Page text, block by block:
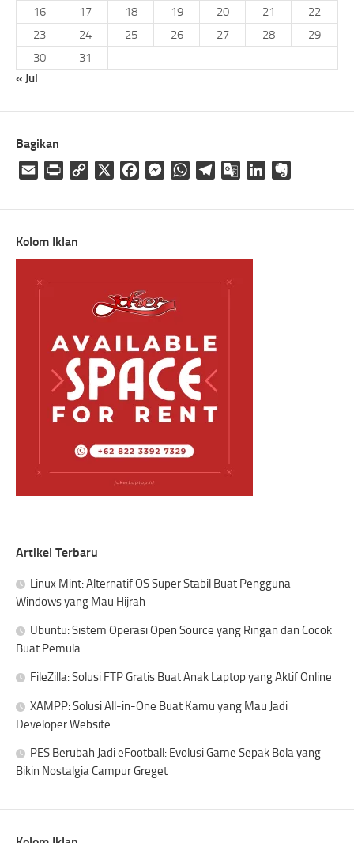
16
17 18 19 20 21
22
23
24 25 26 27 28
29
30
31
« Jul
Bagikan
Email
Print
Copy
FacebookMessengerWhatsAppTelegramGoogleLinkedIn
Kolom Iklan
Artikel Terbaru
Linux Mint: Alternatif OS Super Stabil Buat Pengguna
Windows yang Mau Hijrah
Ubuntu: Sistem Operasi Open Source yang Ringan dan Cocok
Buat Pemula
FileZilla: Solusi FTP Gratis Buat Anak Laptop yang Aktif Online
XAMPP: Solusi All-in-One Buat Kamu yang Mau Jadi
Developer Website
PES Berubah Jadi eFootball: Evolusi Game Sepak Bola yang
Bikin Nostalgia Campur Greget